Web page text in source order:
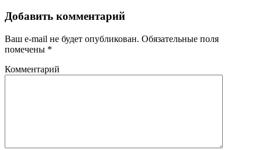
Добавить комментарий
Ваш e-mail не будет опубликован. Обязательные поля
помечены *
Комментарий